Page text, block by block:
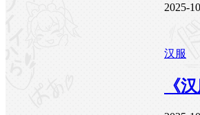
2025-
汉服
《